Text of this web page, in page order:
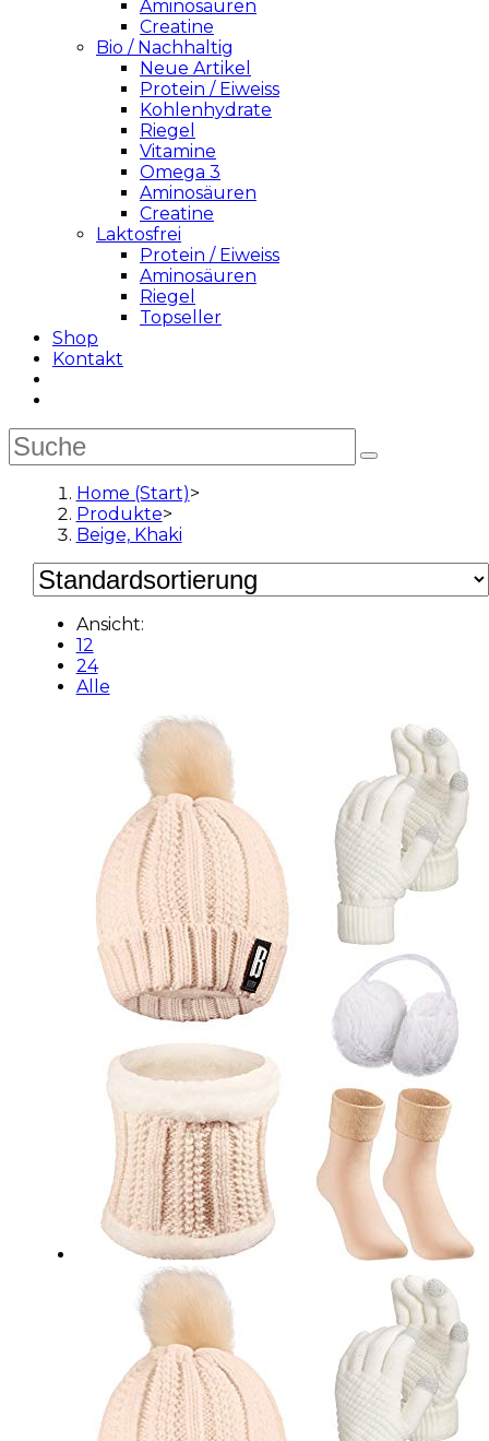
Aminosäuren
Creatine
Bio / Nachhaltig
Neue Artikel
Protein / Eiweiss
Kohlenhydrate
Riegel
Vitamine
Omega 3
Aminosäuren
Creatine
Laktosfrei
Protein / Eiweiss
Aminosäuren
Riegel
Topseller
Shop
Kontakt
Home (Start)>
Produkte>
Beige, Khaki
Ansicht:
12
24
Alle